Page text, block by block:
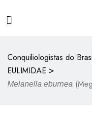
Conquiliologistas do
EULIMIDAE >
Melanella eburnea